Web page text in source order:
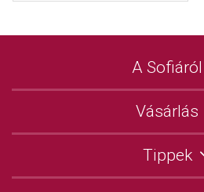
A Sofiáról
Vásárlás
Tippek